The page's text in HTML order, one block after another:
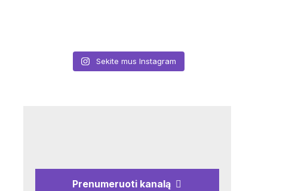
Sekite mus Instagram
Prenumeruoti kanalą